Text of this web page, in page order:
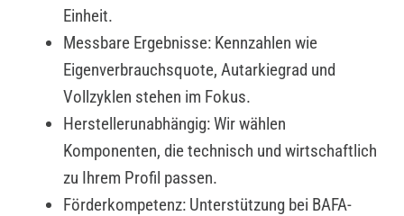
Einheit.
Messbare Ergebnisse: Kennzahlen wie
Eigenverbrauchsquote, Autarkiegrad und
Vollzyklen stehen im Fokus.
Herstellerunabhängig: Wir wählen
Komponenten, die technisch und wirtschaftlich
zu Ihrem Profil passen.
Förderkompetenz: Unterstützung bei BAFA-